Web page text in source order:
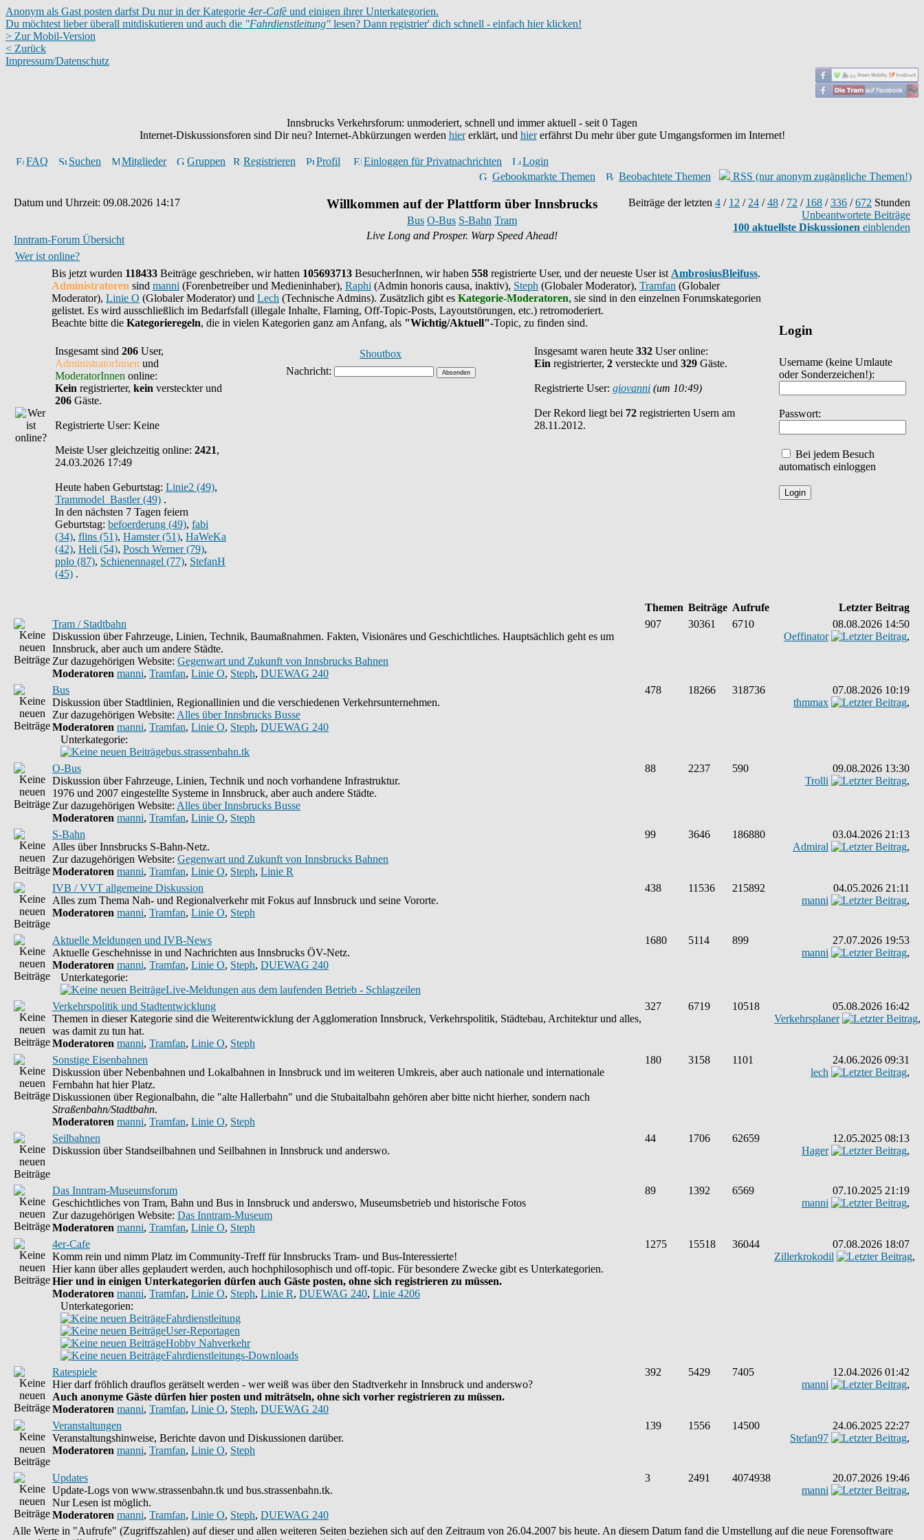
Anonym als Gast posten darfst Du nur in der Kategorie 4er-Cafè und einigen ihrer Unterkategorien.
Du möchtest lieber überall mitdiskutieren und auch die "Fahrdienstleitung" lesen? Dann registrier' dich schnell - einfach hier klicken!
> Zur Mobil-Version
< Zurück
Impressum/Datenschutz
Innsbrucks Verkehrsforum: unmoderiert, schnell und immer aktuell - seit 0 Tagen
Internet-Diskussionsforen sind Dir neu? Internet-Abkürzungen werden hiererklärt, und hiererfährst Du mehr über gute Umgangsformen im Internet!
FAQ Suchen Mitglieder Gruppen Registrieren Profil Einloggen für Privatnachrichten
Login
Gebookmarkte Themen
Beobachtete Themen RSS (nur anonym zugängliche Themen!)
Datum und Uhrzeit: 09.08.2026 14:17
Inntram-Forum Übersicht
Willkommen auf der Plattform über Innsbrucks
Bus O-Bus S-Bahn Tram
Live Long and Prosper. Warp Speed Ahead!
Beiträge der letzten 4 / 12 / 24 /48 / 72 / 168 /336 /672 Stunden
Unbeantwortete Beiträge
100 aktuellste Diskussionen einblenden
Wer ist online?
Login
Username (keine Umlaute
oder Sonderzeichen!):
Passwort:
Bei jedem Besuch
automatisch einloggen
Bis jetzt wurden 118433 Beiträge geschrieben, wir hatten 105693713 BesucherInnen, wir haben 558 registrierte User, und der neueste User ist AmbrosiusBleifuss.
Administratoren sind manni (Forenbetreiber und Medieninhaber), Raphi (Admin honoris causa, inaktiv), Steph (Globaler Moderator), Tramfan (Globaler
Moderator), Linie O (Globaler Moderator) und Lech (Technische Admins). Zusätzlich gibt es Kategorie-Moderatoren, sie sind in den einzelnen Forumskategorien
gelistet. Es wird ausschließlich im Bedarfsfall (illegale Inhalte, Flaming, Off-Topic-Posts, Layoutstörungen, etc.) retromoderiert.
Beachte bitte die Kategorieregeln, die in vielen Kategorien ganz am Anfang, als "Wichtig/Aktuell"-Topic, zu finden sind.
Insgesamt sind 206 User,
AdministratorInnen und
ModeratorInnen online:
Kein registrierter, kein versteckter und
206 Gäste.
Registrierte User: Keine
Meiste User gleichzeitig online: 2421,
24.03.2026 17:49
Heute haben Geburtstag: Linie2 (49),
Trammodel_Bastler (49) .
In den nächsten 7 Tagen feiern
Geburtstag: befoerderung (49), fabi
(34), flins (51), Hamster (51), HaWeKa
(42), Heli (54), Posch Werner (79),
pplo (87), Schienennagel (77), StefanH
(45) .
Shoutbox Insgesamt waren heute 332 User online:
Ein registrierter, 2 versteckte und 329 Gäste.
Registrierte User: giovanni (um 10:49)
Der Rekord liegt bei 72 registrierten Usern am
28.11.2012.
Themen Beiträge Aufrufe
Letzter Beitrag
Tram / Stadtbahn
Diskussion über Fahrzeuge, Linien, Technik, Baumaßnahmen. Fakten, Visionäres und Geschichtliches. Hauptsächlich geht es um
Innsbruck, aber auch um andere Städte.
Zur dazugehörigen Website: Gegenwart und Zukunft von Innsbrucks Bahnen
Moderatoren manni, Tramfan, Linie O, Steph, DUEWAG 240
907 30361 6710
08.08.2026 14:50
Oeffinator
,
Bus
Diskussion über Stadtlinien, Regionallinien und die verschiedenen Verkehrsunternehmen.
Zur dazugehörigen Website: Alles über Innsbrucks Busse
Moderatoren manni, Tramfan, Linie O, Steph, DUEWAG 240
Unterkategorie:
bus.strassenbahn.tk
478 18266 318736
07.08.2026 10:19
thmmax
,
O-Bus
Diskussion über Fahrzeuge, Linien, Technik und noch vorhandene Infrastruktur.
1976 und 2007 eingestellte Systeme in Innsbruck, aber auch andere Städte.
Zur dazugehörigen Website: Alles über Innsbrucks Busse
Moderatoren manni, Tramfan, Linie O, Steph
88 2237 590
09.08.2026 13:30
Trolli
,
S-Bahn
Alles über Innsbrucks S-Bahn-Netz.
Zur dazugehörigen Website: Gegenwart und Zukunft von Innsbrucks Bahnen
Moderatoren manni, Tramfan, Linie O, Steph, Linie R
99 3646 186880
03.04.2026 21:13
Admiral
,
IVB / VVT allgemeine Diskussion
Alles zum Thema Nah- und Regionalverkehr mit Fokus auf Innsbruck und seine Vororte.
Moderatoren manni, Tramfan, Linie O, Steph
438 11536 215892
04.05.2026 21:11
manni
,
Aktuelle Meldungen und IVB-News
Aktuelle Geschehnisse in und Nachrichten aus Innsbrucks ÖV-Netz.
Moderatoren manni, Tramfan, Linie O, Steph, DUEWAG 240
Unterkategorie:
Live-Meldungen aus dem laufenden Betrieb - Schlagzeilen
1680 5114 899
27.07.2026 19:53
manni
,
Verkehrspolitik und Stadtentwicklung
Themen in dieser Kategorie sind die Weiterentwicklung der Agglomeration Innsbruck, Verkehrspolitik, Städtebau, Architektur und alles,
was damit zu tun hat.
Moderatoren manni, Tramfan, Linie O, Steph
327 6719 10518
05.08.2026 16:42
Verkehrsplaner
,
Sonstige Eisenbahnen
Diskussion über Nebenbahnen und Lokalbahnen in Innsbruck und im weiteren Umkreis, aber auch nationale und internationale
Fernbahn hat hier Platz.
Diskussionen über Regionalbahn, die "alte Hallerbahn" und die Stubaitalbahn gehören aber bitte nicht hierher, sondern nach
Straßenbahn/Stadtbahn.
Moderatoren manni, Tramfan, Linie O, Steph
180 3158 1101
24.06.2026 09:31
lech
,
Seilbahnen
Diskussion über Standseilbahnen und Seilbahnen in Innsbruck und anderswo.
44 1706 62659
12.05.2025 08:13
Hager
,
Das Inntram-Museumsforum
Geschichtliches von Tram, Bahn und Bus in Innsbruck und anderswo, Museumsbetrieb und historische Fotos
Zur dazugehörigen Website: Das Inntram-Museum
Moderatoren manni, Tramfan, Linie O, Steph
89 1392 6569
07.10.2025 21:19
manni
,
4er-Cafe
Komm rein und nimm Platz im Community-Treff für Innsbrucks Tram- und Bus-Interessierte!
Hier kann über alles geplaudert werden, auch hochphilosophisch und off-topic. Für besondere Zwecke gibt es Unterkategorien.
Hier und in einigen Unterkategorien dürfen auch Gäste posten, ohne sich registrieren zu müssen.
Moderatoren manni, Tramfan, Linie O, Steph, Linie R, DUEWAG 240, Linie 4206
Unterkategorien:
Fahrdienstleitung
User-Reportagen
Hobby Nahverkehr
Fahrdienstleitungs-Downloads
1275 15518 36044
07.08.2026 18:07
Zillerkrokodil
,
Ratespiele
Hier darf fröhlich drauflos gerätselt werden - wer weiß was über den Stadtverkehr in Innsbruck und anderswo?
Auch anonyme Gäste dürfen hier posten und miträtseln, ohne sich vorher registrieren zu müssen.
Moderatoren manni, Tramfan, Linie O, Steph, DUEWAG 240
392 5429 7405
12.04.2026 01:42
manni
,
Veranstaltungen
Veranstaltungshinweise, Berichte davon und Diskussionen darüber.
Moderatoren manni, Tramfan, Linie O, Steph
139 1556 14500
24.06.2025 22:27
Stefan97
,
Updates
Update-Logs von www.strassenbahn.tk und bus.strassenbahn.tk.
Nur Lesen ist möglich.
Moderatoren manni, Tramfan, Linie O, Steph, DUEWAG 240
3 2491 4074938
20.07.2026 19:46
manni
,
Alle Werte in "Aufrufe" (Zugriffszahlen) auf dieser und allen weiteren Seiten beziehen sich auf den Zeitraum von 26.04.2007 bis heute. An diesem Datum fand die Umstellung auf die neue Forensoftware